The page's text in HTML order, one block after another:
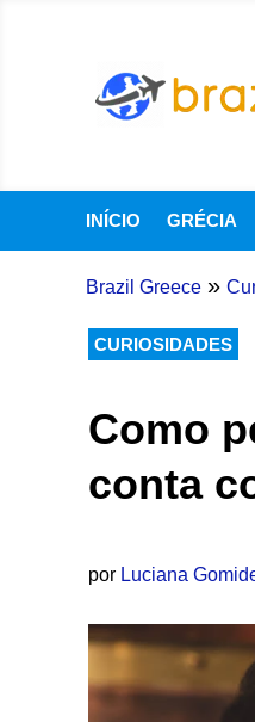
INÍCIO GRÉCIA
Brazil Greece »
CURIOSIDADES
Como
conta
por Luciana